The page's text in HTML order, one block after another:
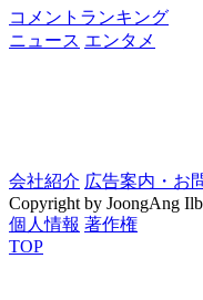
コメントランキング
ニュース エンタメ
会社紹介 広告案内・お
Copyright by JoongAng
個人情報 著作権
TOP